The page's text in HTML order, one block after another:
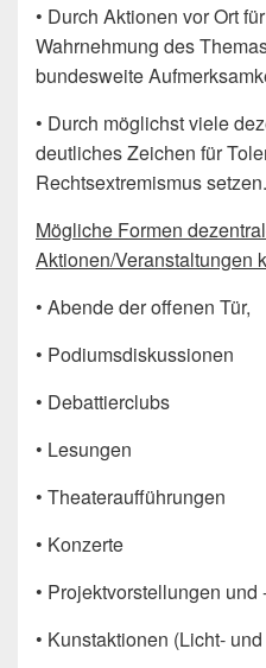
• Durch Aktionen vor Ort
Wahrnehmung des
bundesweite
• Durch möglichst viele
deutliches Zeichen für
Rechtsextremismus setzen.
Mögliche Formen
Aktionen/Veranstaltungen
• Abende der offenen Tür,
• Podiumsdiskussionen
• Debattierclubs
• Lesungen
• Theateraufführungen
• Konzerte
• Projektvorstellungen und
• Kunstaktionen (Licht-